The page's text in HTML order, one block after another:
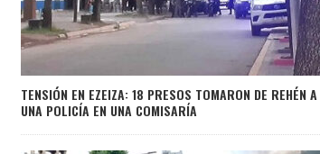
TENSIÓN EN EZEIZA: 18 PRESOS TOMARON DE REHÉN A
UNA POLICÍA EN UNA COMISARÍA